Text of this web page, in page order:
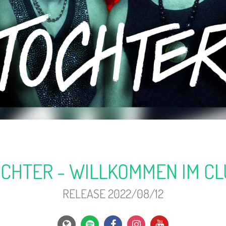
- WILLKOMMEN IM
RELEASE 2022/08/12